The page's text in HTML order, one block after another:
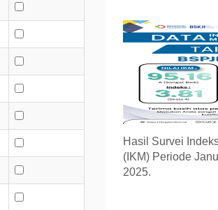
Hasil Survei
(IKM) Periode
2025.